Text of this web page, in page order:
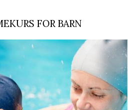
FOR BARN